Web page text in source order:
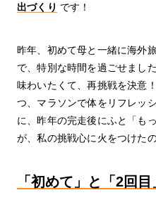
出づくり です！
昨年、初めて母と一緒に海外
で、特別な時間を過ごせまし
味わいたくて、再挑戦を決意
つ、マラソンで体をリフレッ
に、昨年の完走後にふと「も
が、私の挑戦心に火をつけた
「初めて」と「2回